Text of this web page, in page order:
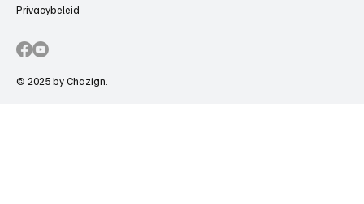
Privacybeleid
© 2025 by Chazign.